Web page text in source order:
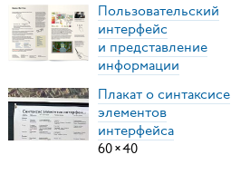
Пользовательский
интерфейс
и представление
информации
Плакат о синтаксисе
элементов
интерфейса
60×40